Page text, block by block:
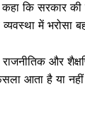
कि सरकार की
व्यवस्था में भरोसा
और
आता है या